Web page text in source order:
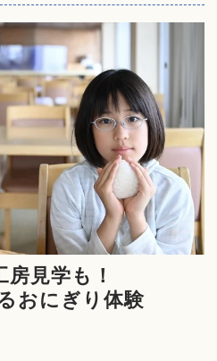
見学も！
おにぎり体験